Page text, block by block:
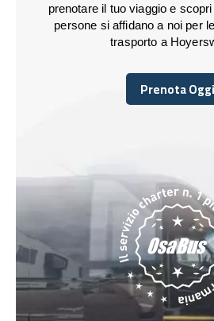
prenotare il tuo viaggio e
persone si affidano a noi per
trasporto a
Prenota Oggi
Prenota Oggi